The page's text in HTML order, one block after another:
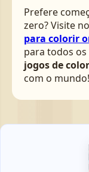
Prefere
zero? Visite
para colorir
para todos
jogos de
com o mundo!